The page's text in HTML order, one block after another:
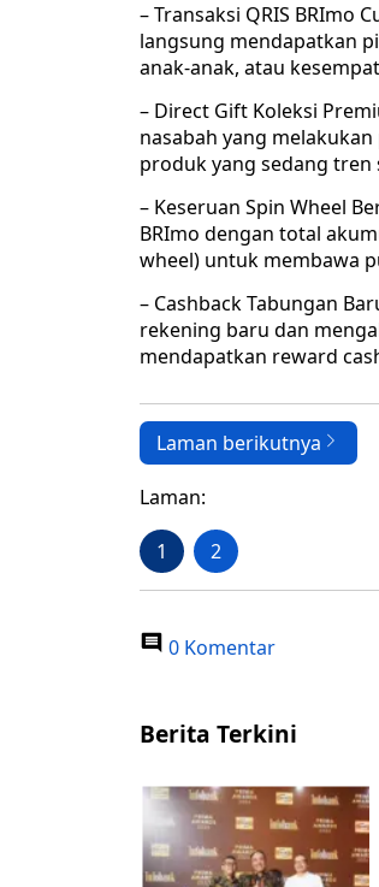
– ​Transaksi QRIS BRImo
langsung mendapatkan
anak-anak, atau
– ​Direct Gift Koleksi
nasabah yang
produk yang sedang tren
– Keseruan Spin Wheel
BRImo dengan total
wheel) untuk membawa
– ​Cashback Tabungan
rekening baru dan
mendapatkan reward
Laman berikutnya
Laman:
1 2
0 Komentar
Berita Terkini